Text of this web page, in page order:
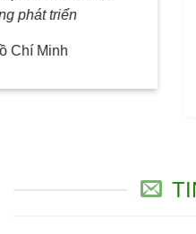
Nhân viên đón tiếp